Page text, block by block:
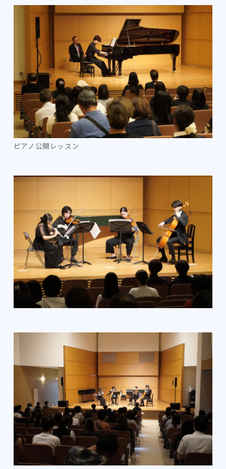
ピアノ公開レッスン